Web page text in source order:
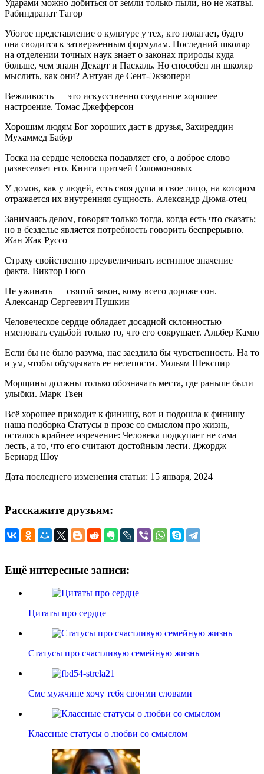
Ударами можно добиться от земли только пыли, но не жатвы.
Рабиндранат Тагор
Убогое представление о культуре у тех, кто полагает, будто
она сводится к затверженным формулам. Последний школяр
на отделении точных наук знает о законах природы куда
больше, чем знали Декарт и Паскаль. Но способен ли школяр
мыслить, как они? Антуан де Сент-Экзюпери
Вежливость — это искусственно созданное хорошее
настроение. Томас Джефферсон
Хорошим людям Бог хороших даст в друзья, Захиреддин
Мухаммед Бабур
Тоска на сердце человека подавляет его, а доброе слово
развеселяет его. Книга притчей Соломоновых
У домов, как у людей, есть своя душа и свое лицо, на котором
отражается их внутренняя сущность. Александр Дюма-отец
Занимаясь делом, говорят только тогда, когда есть что сказать;
но в безделье является потребность говорить беспрерывно.
Жан Жак Руссо
Страху свойственно преувеличивать истинное значение
факта. Виктор Гюго
Не ужинать — святой закон, кому всего дороже сон.
Александр Сергеевич Пушкин
Человеческое сердце обладает досадной склонностью
именовать судьбой только то, что его сокрушает. Альбер Камю
Если бы не было разума, нас заездила бы чувственность. На то
и ум, чтобы обуздывать ее нелепости. Уильям Шекспир
Морщины должны только обозначать места, где раньше были
улыбки. Марк Твен
Всё хорошее приходит к финишу, вот и подошла к финишу
наша подборка Статусы в прозе со смыслом про жизнь,
осталось крайнее изречение: Человека подкупает не сама
лесть, а то, что его считают достойным лести. Джордж
Бернард Шоу
Дата последнего изменения статьи: 15 января, 2024
Расскажите друзьям:
Ещё интересные записи:
Цитаты про сердце
Статусы про счастливую семейную жизнь
Смс мужчине хочу тебя своими словами
Классные статусы о любви со смыслом